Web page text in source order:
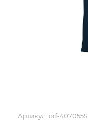
Артикул: orf-407055S